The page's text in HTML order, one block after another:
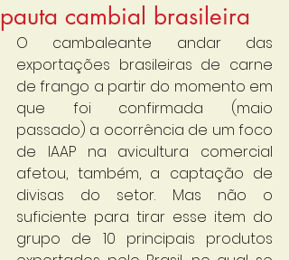
pauta cambial brasileira
O cambaleante andar das
exportações brasileiras de carne
de frango a partir do momento em
que foi confirmada (maio
passado) a ocorrência de um foco
de IAAP na avicultura comercial
afetou, também, a captação de
divisas do setor. Mas não o
suficiente para tirar esse item do
grupo de 10 principais produtos